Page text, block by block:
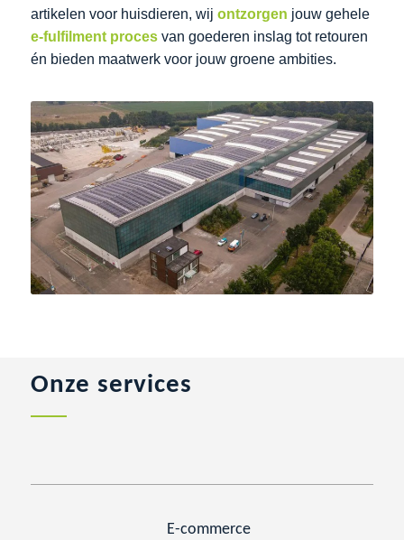
artikelen voor huisdieren, wij ontzorgen jouw gehele
e-fulfilment procesvan goederen inslag tot retouren
én bieden maatwerk voor jouw groene ambities.
Onze services
E-commerce